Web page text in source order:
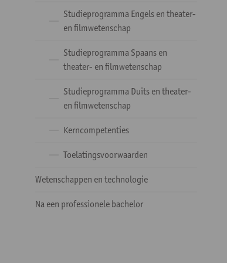
Studieprogramma Engels en theater-
en filmwetenschap
Studieprogramma Spaans en
theater- en filmwetenschap
Studieprogramma Duits en theater-
en filmwetenschap
Kerncompetenties
Toelatingsvoorwaarden
Wetenschappen en technologie
Na een professionele bachelor